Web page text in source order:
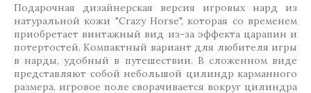
Подарочная дизайнерская версия игровых нард из
натуральной кожи "Crazy Horse", которая со временем
приобретает винтажный вид из-за эффекта царапин и
потертостей. Компактный вариант для любителя игры
в нарды, удобный в путешествии. В сложенном виде
представляют собой небольшой цилиндр карманного
размера, игровое поле сворачивается вокруг цилиндра